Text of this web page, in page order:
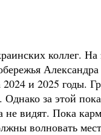
коллег. На
Александра
и 2025 годы.
за этой
не видят. Пока
волновать